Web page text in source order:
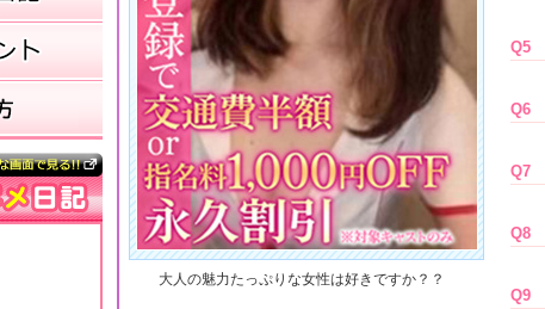
大人の魅力たっぷりな女性は好きですか？？
Q5
Q6
Q7
Q8
Q9